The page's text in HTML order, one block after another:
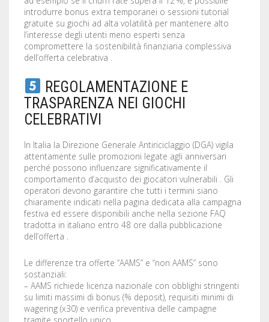
introdurre bonus extra temporanei o sessioni tutorial
gratuite su giochi ad alta volatilità per mantenere alto
l’interesse degli utenti meno esperti senza
compromettere la sostenibilità finanziaria complessiva
dell’offerta celebrativa .
REGOLAMENTAZIONE E
TRASPARENZA NEI GIOCHI
CELEBRATIVI
In Italia la Direzione Generale Antiriciclaggio (DGA) vigila
attentamente sulle promozioni legate agli anniversari
perché possono influenzare significativamente il
comportamento d’acquisto dei giocatori vulnerabili . Gli
operatori devono garantire che tutti i termini siano
chiaramente indicati nella pagina dedicata alla campagna
festiva ed essere disponibili anche nella sezione FAQ
tradotta in italiano entro 48 ore dalla pubblicazione
dell’offerta .
Le differenze tra offerte “AAMS” e “non AAMS” sono
sostanziali:
– AAMS richiede licenza nazionale con obblighi stringenti
su limiti massimi di bonus (% deposit), requisiti minimi di
wagering (x30) e verifica preventiva delle campagne
tramite sportello unico.